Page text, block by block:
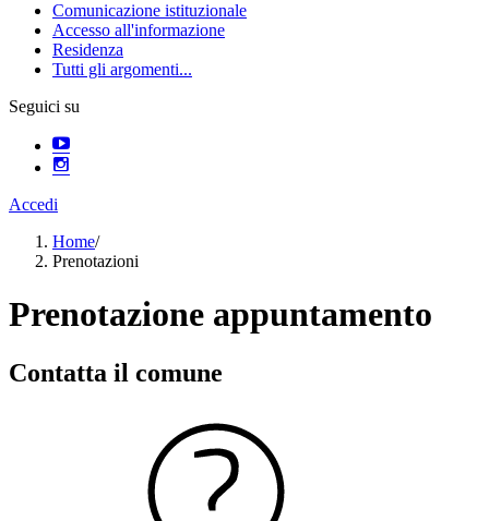
Comunicazione istituzionale
Accesso all'informazione
Residenza
Tutti gli argomenti...
Seguici su
Accedi
Home/
Prenotazioni
Prenotazione appuntamento
Contatta il comune